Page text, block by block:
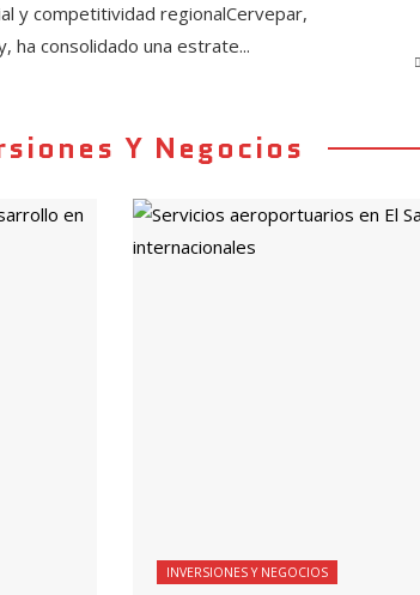
y competitividad regionalCervepar,
ha consolidado una estrate...
Y Negocios
INVERSIONES Y NEGOCIOS